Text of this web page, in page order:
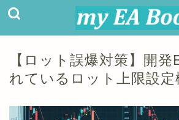
【ロット誤爆対策】開発
れているロット上限設定